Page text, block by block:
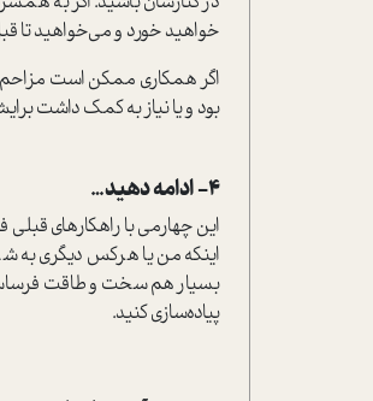
خواهید خورد و می‌خواهید تا
بود و یا نیاز به کمک داشت
۴- ادامه دهید…
این چهارمی با راهکارهای
اینکه من یا هرکس دیگری به
پیاده‌سازی کنید.